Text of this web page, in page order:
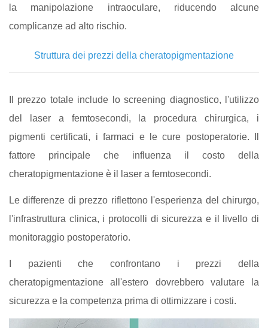
la manipolazione intraoculare, riducendo alcune
complicanze ad alto rischio.
Struttura dei prezzi della cheratopigmentazione
Il prezzo totale include lo screening diagnostico, l'utilizzo
del laser a femtosecondi, la procedura chirurgica, i
pigmenti certificati, i farmaci e le cure postoperatorie. Il
fattore principale che influenza il costo della
cheratopigmentazione è il laser a femtosecondi.
Le differenze di prezzo riflettono l'esperienza del chirurgo,
l'infrastruttura clinica, i protocolli di sicurezza e il livello di
monitoraggio postoperatorio.
I pazienti che confrontano i prezzi della
cheratopigmentazione all'estero dovrebbero valutare la
sicurezza e la competenza prima di ottimizzare i costi.